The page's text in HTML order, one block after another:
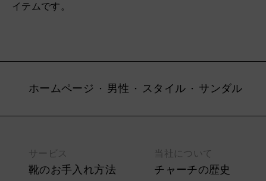
イテムです。
ホームページ 男性 スタイル サンダル
サービス
靴のお手入れ方法
当社について
チャーチの歴史